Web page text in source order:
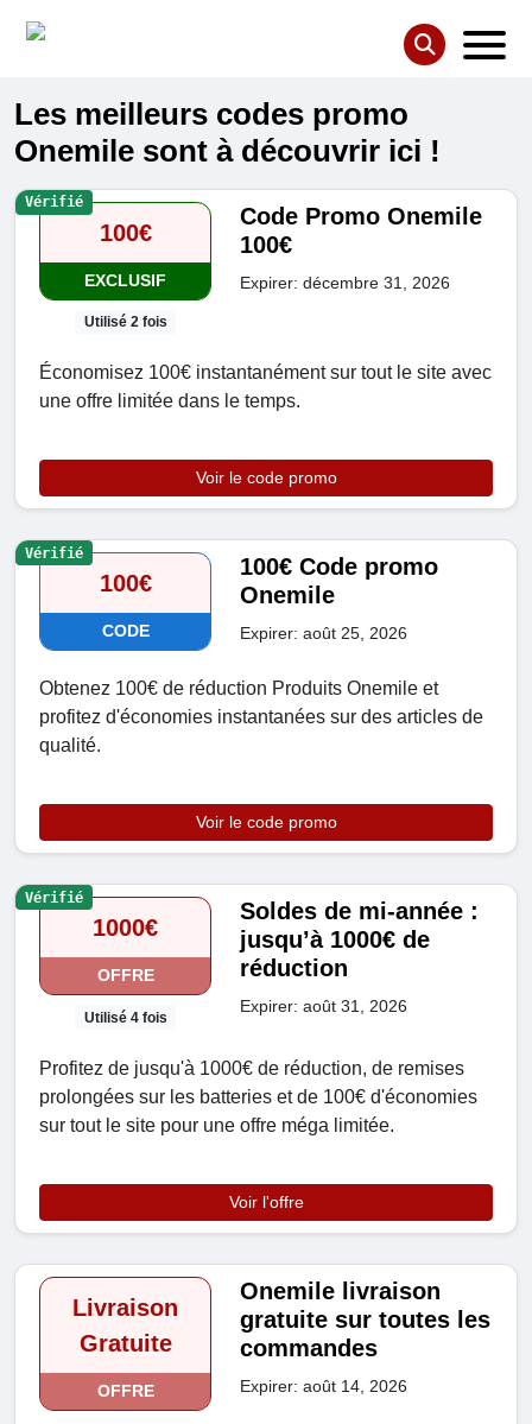
Les meilleurs codes promo
Onemile sont à découvrir ici !
100€
EXCLUSIF
Utilisé 2 fois
Code Promo Onemile
100€
Expirer: décembre 31, 2026
Économisez 100€ instantanément sur tout le site avec
une offre limitée dans le temps.
Voir le code promo
Vérifié
100€
CODE
100€ Code promo
Onemile
Expirer: août 25, 2026
Obtenez 100€ de réduction Produits Onemile et
profitez d'économies instantanées sur des articles de
qualité.
Voir le code promo
Vérifié
1000€
OFFRE
Utilisé 4 fois
Soldes de mi-année :
jusqu’à 1000€ de
réduction
Expirer: août 31, 2026
Profitez de jusqu'à 1000€ de réduction, de remises
prolongées sur les batteries et de 100€ d'économies
sur tout le site pour une offre méga limitée.
Voir l'offre
Vérifié
Livraison
Gratuite
OFFRE
Onemile livraison
gratuite sur toutes les
commandes
Expirer: août 14, 2026